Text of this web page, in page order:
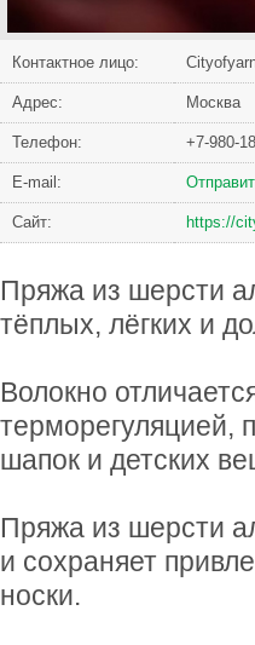
Контактное лицо:
Адрес: Москва
Телефон: +7-980-
Е-mail:
Сайт: https://
Пряжа из шерсти
тёплых, лёгких и
Волокно
терморегуляцией,
шапок и детских
Пряжа из шерсти
и сохраняет
носки.